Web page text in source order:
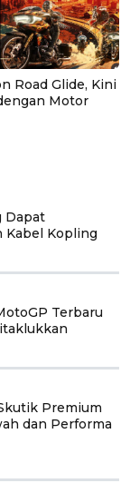
Road Glide, Kini
Motor
Dapat
Kabel Kopling
Terbaru
Premium
dan Performa